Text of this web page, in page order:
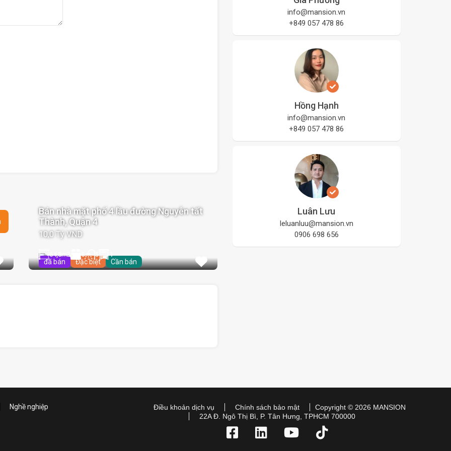
đã bán Đặc biệt Cần bán
Bán nhà mặt phố 4 lầu đường Nguyễn tất
Thành, Quận 4
10,0 Tỷ VND
64,8m2 6 5 1
info@mansion.vn
+849 057 478 86
Hồng Hạnh
info@mansion.vn
+849 057 478 86
Luân Lưu
leluanluu@mansion.vn
0906 698 656
Nghề nghiệp
Điều khoản dịch vụ Chính sách bảo mật
Copyright © 2026 MANSION
22A Đ. Ngô Thị Bì, P. Tân Hưng, TPHCM 700000